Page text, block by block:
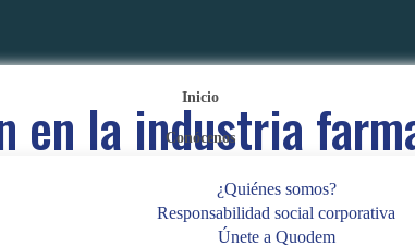
Inicio
Conócenos
¿Quiénes somos?
Responsabilidad social corporativa
Únete a Quodem
en la industria
a apuesta firme
13 de marzo de 2018 |by Lucas Nahmias